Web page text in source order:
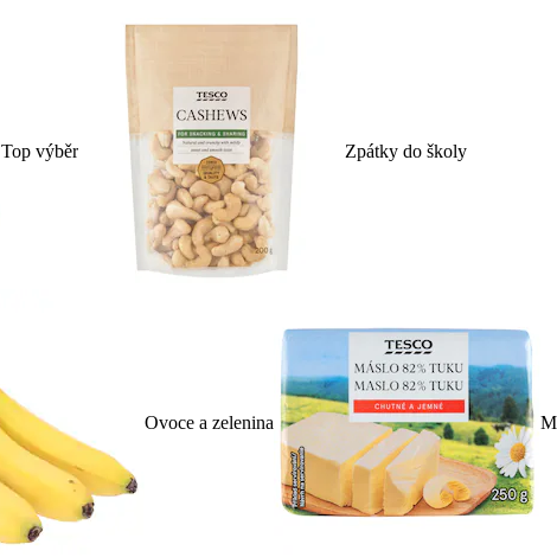
Top výběr Zpátky do školy
Ovoce a zelenina